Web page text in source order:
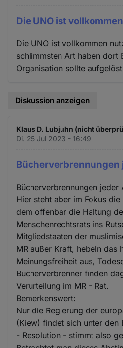
Die UNO ist vollkommen
Die UNO ist vollkommen
schlimmsten Art haben dort
Organisation sollte
Diskussion anzeigen
Klaus D. Lubjuhn (nicht
Di. 25 Jul 2023 - 16:49
Bücherverbrennungen
Bücherverbrennungen jeder
Hier steht aber im Fokus die
dem offenbar die Haltung
Menschenrechtsrats ins
Mitgliedstaaten der
MR außer Kraft, hebeln das
Meinungsfreiheit aus,
Bücherverbrenner finden
Verurteilung im MR - Rat.
Bemerkenswert:
Nur die Regierung der
(Kiew) findet sich unter den
- Resolution - stimmt also